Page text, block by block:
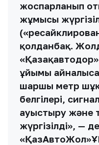
жоспарланып
жұмысы
қолданбақ.
ұйымы
шаршы метр
белгілері,
ауыстыру және
жүргізілді», —